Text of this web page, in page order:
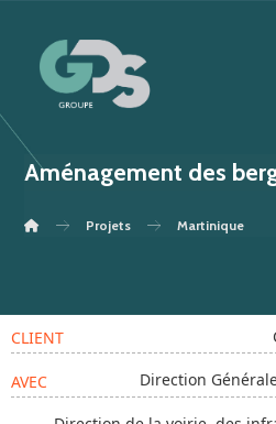
Aménagement des
Projets Martinique
CLIENT
AVEC Direction